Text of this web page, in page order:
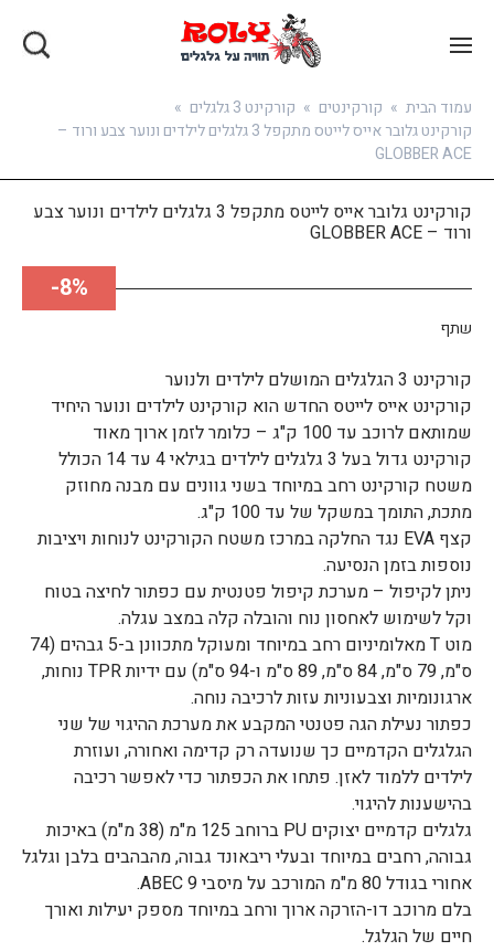
בואו להירשם
עמוד הבית » קורקינטים » קורקינט 3 גלגלים
»
קורקינט גלובר אייס לייטס מתקפל 3 גלגלים לילדים ונוער צבע ורוד –
GLOBBER ACE
קורקינט גלובר אייס לייטס מתקפל 3 גלגלים לילדים ונוער צבע
ורוד – GLOBBER ACE
8%-
שתף
קורקינט 3 הגלגלים המושלם לילדים ולנוער
קורקינט אייס לייטס החדש הוא קורקינט לילדים ונוער היחיד
שמותאם לרוכב עד 100 ק"ג – כלומר לזמן ארוך מאוד
קורקינט גדול בעל 3 גלגלים לילדים בגילאי 4 עד 14 הכולל
משטח קורקינט רחב במיוחד בשני גוונים עם מבנה מחוזק
מתכת, התומך במשקל של עד 100 ק"ג.
קצף EVA נגד החלקה במרכז משטח הקורקינט לנוחות ויציבות
נוספות בזמן הנסיעה.
ניתן לקיפול – מערכת קיפול פטנטית עם כפתור לחיצה בטוח
וקל לשימוש לאחסון נוח והובלה קלה במצב עגלה.
מוט T מאלומיניום רחב במיוחד ומעוקל מתכוונן ב-5 גבהים (74
ס"מ, 79 ס"מ, 84 ס"מ, 89 ס"מ ו-94 ס"מ) עם ידיות TPR נוחות,
ארגונומיות וצבעוניות עזות לרכיבה נוחה.
כפתור נעילת הגה פטנטי המקבע את מערכת ההיגוי של שני
הגלגלים הקדמיים כך שנועדה רק קדימה ואחורה, ועוזרת
לילדים ללמוד לאזן. פתחו את הכפתור כדי לאפשר רכיבה
בהישענות להיגוי.
גלגלים קדמיים יצוקים PU ברוחב 125 מ"מ (38 מ"מ) באיכות
גבוהה, רחבים במיוחד ובעלי ריבאונד גבוה, מהבהבים בלבן וגלגל
אחורי בגודל 80 מ"מ המורכב על מיסבי ABEC 9.
בלם מרוכב דו-הזרקה ארוך ורחב במיוחד מספק יעילות ואורך
חיים של הגלגל.